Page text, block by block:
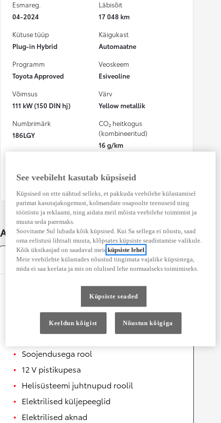
Esmareg.
04-2024
Läbisõit
17 048 km
Kütuse tüüp
Plug-in Hybrid
Käigukast
Automaatne
Programm
Toyota Approved
Veoskeem
Esiveoline
Võimsus
111 kW (150 DIN hj)
Värv
Yellow metallik
Numbrimärk
186LGY
CO₂ heitkogus
(kombineeritud)
16 g/km
(kombineeritud)
kindlustusjuhtumis
Auto üksikasjad
Varustus
Juhi ja kõrvalistuja ventileeritavad istmed
Automaatselt kokkuklapitavad
küljepeeglid
Soojendusega rool
12 V pistikupesa
Helisüsteemi juhtnupud roolil
Elektrilised küljepeeglid
Elektrilised aknad
See veebileht kasutab küpsiseid
Küpsised on ette nähtud selleks, et pakkuda veebilehe külastamisel
parimat kasutajakogemust, kolmandate osapoolte teenuseid ning
tööriistu ja reklaami, ning aidata meil mõista veebilehe toimimist ja
muuta seda paremaks.
Soovitame Sul lubada kõik küpsised. Kui Sa sellega ei nõustu, saad
oma eelistusi lihtsalt muuta, klõpsates küpsiste seadistamise valikule.
Kõik üksikasjad on saadaval meieküpsiste lehel.
Meie veebilehte külastades nõustud tingimata vajalike küpsistega,
mida ei saa keelata ja mis on olulised lehe normaalseks toimimiseks.
Küpsiste seaded
Keeldun kõigist Nõustun kõigiga